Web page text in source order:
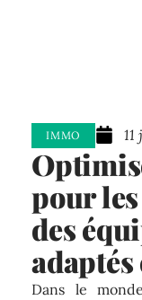
IMMO
pour
des
adaptés
Dans le